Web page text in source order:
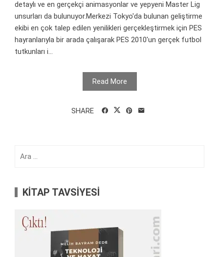
detaylı ve en gerçekçi animasyonlar ve yepyeni Master Lig
unsurları da bulunuyor.Merkezi Tokyo'da bulunan geliştirme
ekibi en çok talep edilen yenilikleri gerçekleştirmek için PES
hayranlarıyla bir arada çalışarak PES 2010'un gerçek futbol
tutkunları i...
Read More
SHARE
KİTAP TAVSİYESİ